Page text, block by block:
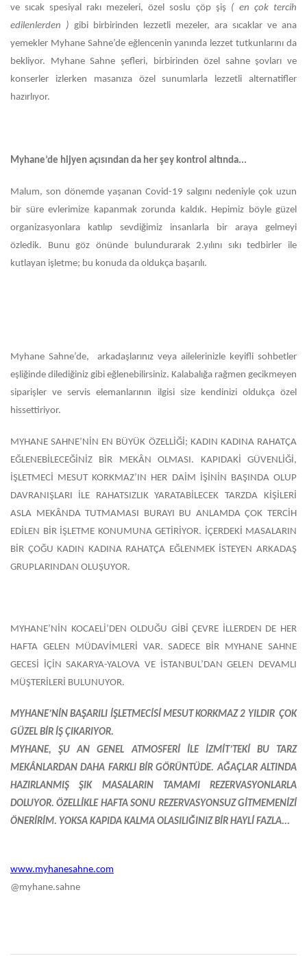
ve sıcak spesiyal rakı mezeleri, özel soslu çöp şiş ( en çok tercih
edilenlerden ) gibi birbirinden lezzetli mezeler, ara sıcaklar ve ana
yemekler Myhane Sahne’de eğlencenin yanında lezzet tutkunlarını da
bekliyor. Myhane Sahne şefleri, birbirinden özel sahne şovları ve
konserler izlerken masanıza özel sunumlarla lezzetli alternatifler
hazırlıyor.
Myhane’de hijyen açısından da her şey kontrol altında...
Malum, son dönemde yaşanan Covid-19 salgını nedeniyle çok uzun
bir süre evlerimize kapanmak zorunda kaldık. Hepimiz böyle güzel
organizasyonlara katılıp sevdiğimiz insanlarla bir araya gelmeyi
özledik. Bunu göz önünde bulundurarak 2.yılını sıkı tedbirler ile
kutlayan işletme; bu konuda da oldukça başarılı.
Myhane Sahne’de, arkadaşlarınız veya ailelerinizle keyifli sohbetler
eşliğinde dilediğiniz gibi eğlenebilirsiniz. Kalabalığa rağmen gecikmeyen
siparişler ve servis elemanlarının ilgisi size kendinizi oldukça özel
hissettiriyor.
MYHANE SAHNE’NİN EN BÜYÜK ÖZELLİĞİ; KADIN KADINA RAHATÇA
EĞLENEBİLECEĞİNİZ BİR MEKÂN OLMASI. KAPIDAKİ GÜVENLİĞİ,
İŞLETMECİ MESUT KORKMAZ’IN HER DAİM İŞİNİN BAŞINDA OLUP
DAVRANIŞLARI İLE RAHATSIZLIK YARATABİLECEK TARZDA
KİŞİLERİ
ASLA MEKÂNDA TUTMAMASI BURAYI BU ANLAMDA ÇOK TERCİH
EDİLEN BİR İŞLETME KONUMUNA GETİRİYOR. İÇERDEKİ MASALARIN
BİR ÇOĞU KADIN KADINA RAHATÇA EĞLENMEK İSTEYEN ARKADAŞ
GRUPLARINDAN OLUŞUYOR.
MYHANE’NİN KOCAELİ’DEN OLDUĞU GİBİ ÇEVRE İLLERDEN DE HER
HAFTA GELEN MÜDAVİMLERİ VAR. SADECE BİR MYHANE SAHNE
GECESİ İÇİN SAKARYA-YALOVA VE İSTANBUL’DAN GELEN DEVAMLI
MÜŞTERİLERİ BULUNUYOR.
MYHANE’NİN BAŞARILI İŞLETMECİSİ MESUT KORKMAZ 2 YILDIR ÇOK
GÜZEL BİR İŞ ÇIKARIYOR.
MYHANE, ŞU AN GENEL ATMOSFERİ İLE İZMİT’TEKİ BU TARZ
MEKÂNLARDAN DAHA FARKLI BİR GÖRÜNTÜDE. AĞAÇLAR ALTINDA
HAZIRLANMIŞ ŞIK MASALARIN TAMAMI REZERVASYONLARLA
DOLUYOR. ÖZELLİKLE HAFTA SONU REZERVASYONSUZ GİTMEMENİZİ
ÖNERİRİM. YOKSA KAPIDA KALMA OLASILIĞINIZ BİR HAYLİ FAZLA...
www.myhanesahne.com
@myhane.sahne